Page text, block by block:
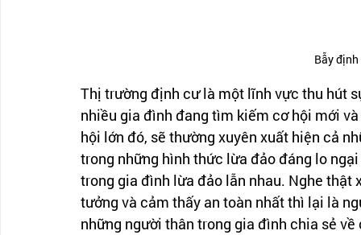
Bẫy
Thị trường định cư là một lĩnh vực thu hút
nhiều gia đình đang tìm kiếm cơ hội mới
hội lớn đó, sẽ thường xuyên xuất hiện cả
trong những hình thức lừa đảo đáng lo
trong gia đình lừa đảo lẫn nhau. Nghe
tưởng và cảm thấy an toàn nhất thì lại là
những người thân trong gia đình chia sẻ